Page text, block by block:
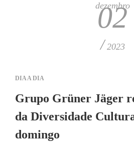
dezembro
02
/ 2023
DIA A DIA
Grupo Grüner Jäger
da Diversidade
domingo